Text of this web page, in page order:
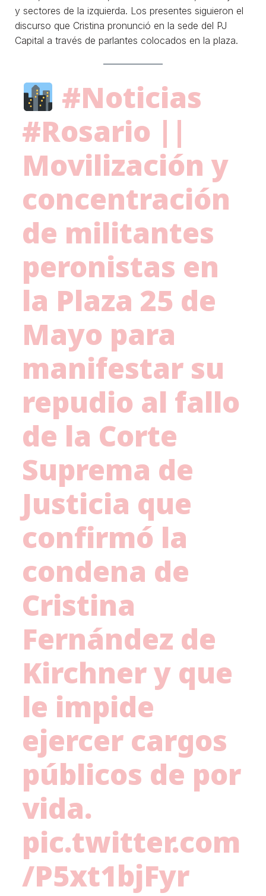
y sectores de la izquierda. Los presentes siguieron el
discurso que Cristina pronunció en la sede del PJ
Capital a través de parlantes colocados en la plaza.
#Noticias
#Rosario ||
Movilización y
concentración
de militantes
peronistas en
la Plaza 25 de
Mayo para
manifestar su
repudio al fallo
de la Corte
Suprema de
Justicia que
confirmó la
condena de
Cristina
Fernández de
Kirchner y que
le impide
ejercer cargos
públicos de por
vida.
pic.twitter.com
/P5xt1bjFyr